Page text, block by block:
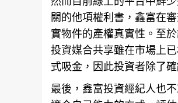
關的他項權利書，鑫富在
實物件的產權真實性。至
投資媒合共享雖在市場上
式吸金，因此投資者除了
最後，鑫富投資經紀人也